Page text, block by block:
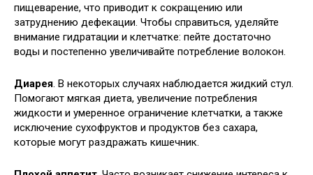
пищеварение, что приводит к сокращению или
затруднению дефекации. Чтобы справиться, уделяйте
внимание гидратации и клетчатке: пейте достаточно
воды и постепенно увеличивайте потребление волокон.
Диарея. В некоторых случаях наблюдается жидкий стул.
Помогают мягкая диета, увеличение потребления
жидкости и умеренное ограничение клетчатки, а также
исключение сухофруктов и продуктов без сахара,
которые могут раздражать кишечник.